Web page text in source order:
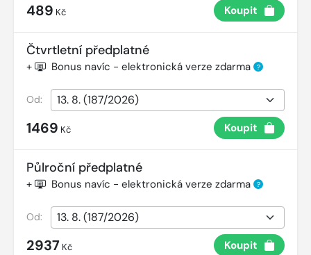
489 Kč Koupit
Čtvrtletní předplatné
+ Bonus navíc - elektronická verze zdarma ?
Od:
1469 Kč Koupit
Půlroční předplatné
+ Bonus navíc - elektronická verze zdarma ?
Od:
2937 Kč Koupit